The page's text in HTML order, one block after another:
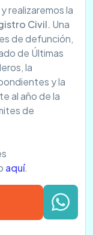
y realizaremos la
Civil. Una
de defunción,
de Últimas
la
y la
al año de la
de
aquí.